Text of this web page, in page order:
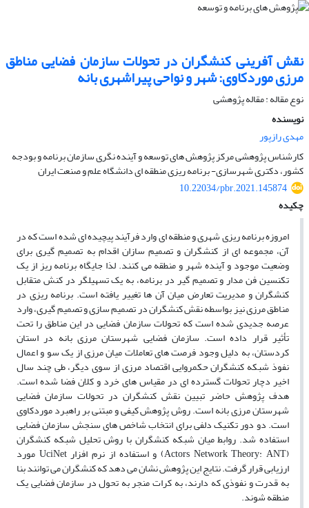
نقش آفرینی کنشگران در تحولات سازمان فضایی مناطق
مرزی موردکاوی: شهر و نواحی پیراشهری بانه
نوع مقاله : مقاله پژوهشی
نویسنده
مهدی رازپور
کارشناس پژوهشی مرکز پژوهش های توسعه و آینده نگری سازمان برنامه و بودجه
کشور، دکتری شهرسازی- برنامه ریزی منطقه ای دانشگاه علم و صنعت ایران
10.22034/pbr.2021.145874
چکیده
امروزه برنامه ­ریزی شهری و منطقه­ ای وارد فرآیند پیچیده ­ای شده است که در
آن، مجموعه ­ای از کنشگران و تصمیم ­سازان اقدام به تصمیم ­گیری برای
وضعیت موجود و آینده شهر و منطقه می کنند. لذا جایگاه برنامه­ ریز از یک
تکنسین فن­ مدار و تصمیم ­گیر در برنامه، به یک تسهیل­گر در کنش متقابل
کنشگران و مدیریت تعارض میان آن ها تغییر یافته است. برنامه ­ریزی در
مناطق مرزی نیز بواسطه نقش کنشگران در تصمیم ­سازی و تصمیم­ گیری، وارد
عرصه جدیدی شده است که تحولات سازمان فضایی در این مناطق را تحت
تأثیر قرار داده است. سازمان فضایی شهرستان مرزی بانه در استان
کردستان، به دلیل وجود فرصت­ های تعاملات میان­ مرزی از یک سو و اعمال
نفوذ شبکه کنشگران حکمروایی اقتصاد مرزی از سوی دیگر، طی چند سال
اخیر دچار تحولات گسترده ­ای در مقیاس­ های خرد و کلان فضا شده است.
هدف پژوهش حاضر تبیین نقش کنشگران در تحولات سازمان فضایی
شهرستان مرزی بانه است. روش پژوهش کیفی و مبتنی بر راهبرد موردکاوی
است. دو دور تکنیک دلفی برای انتخاب شاخص ­های سنجش سازمان فضایی
استفاده شد. روابط میان شبکه کنشگران با روش تحلیل شبکه کنشگران
(Actors Network Theory: ANT) و استفاده از نرم افزار UciNet مورد
ارزیابی قرار گرفت. نتایج این پژوهش نشان می­ دهد که کنشگران می­ توانند بنا
به قدرت و نفوذی که دارند، به کرات منجر به تحول در سازمان فضایی یک
منطقه شوند.